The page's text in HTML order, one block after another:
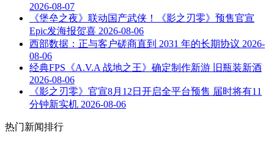
2026-08-07
《堡垒之夜》联动国产武侠！《影之刃零》预售官宣
Epic发海报贺喜 2026-08-06
西部数据：正与客户磋商直到 2031 年的长期协议 2026-
08-06
经典FPS《A.V.A 战地之王》确定制作新游 旧瓶装新酒
2026-08-06
《影之刃零》官宣8月12日开启全平台预售 届时将有11
分钟新实机 2026-08-06
热门新闻排行